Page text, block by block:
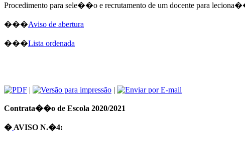
Procedimento para sele��o e recrutamento de um docente para
���Aviso de abertura
���Lista ordenada
| |
Contrata��o de Escola 2020/2021
� AVISO N.�4: